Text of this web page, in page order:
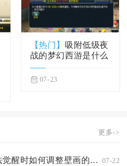
【热门】 吸附低级夜
战的梦幻西游是什么
07-23
更多->
哈利波特魔法觉醒时如何调整壁画的悬挂高度 07-22